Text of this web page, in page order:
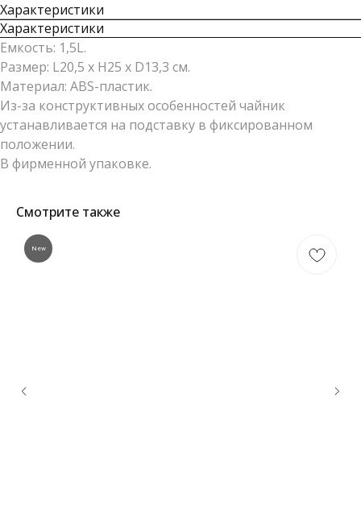
Характеристики
Характеристики
Емкость: 1,5L.
Размер: L20,5 x H25 x D13,3 см.
Материал: ABS-пластик.
Из-за конструктивных особенностей чайник
устанавливается на подставку в фиксированном
положении.
В фирменной упаковке.
Смотрите также
New